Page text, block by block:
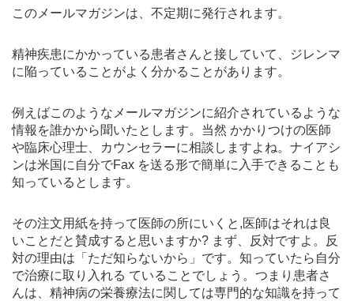
このメールマガジンは、不定期に発行されます。
精神疾患にかかっている患者さんと接していて、ジレンマ
に陥っていることがよく分かることがあります。
例えばこのようなメールマガジンに紹介されているような
情報を誰かから聞いたとします。当然 かかりつけの医師
や臨床心理士、カウンセラーに相談しますよね。ナイアシ
ンは米国に自分でFax を送る形で簡単に入手できることも
知っているとします。
その注文用紙を持って医師の所にいくと,医師はそれは良
いことだと賛成すると思いますか? まず、反対ですよ。反
対の理由は「ただ知らないから」です。知っていたら自分
で治療に取り入れる ていることでしょう。つまり患者さ
んは、精神病の栄養療法に関しては専門的な知識を持って